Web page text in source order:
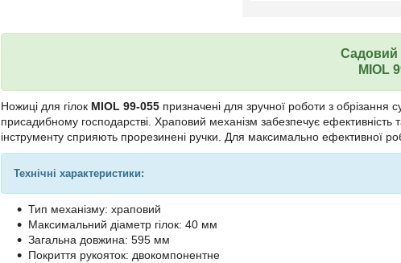
Садовий
MIOL
Ножиці для гілок MIOL 99-055 призначені для зручної роботи з обрізання
присадибному господарстві. Храповий механізм забезпечує
інструменту сприяють прорезинені ручки. Для максимально ефективної
Технічні характеристики:
Тип механізму: храповий
Максимальний діаметр гілок: 40 мм
Загальна довжина: 595 мм
Покриття рукояток: двокомпонентне